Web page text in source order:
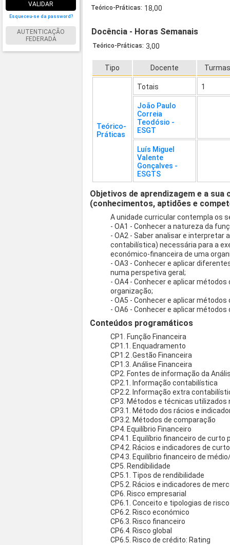
VALIDAR
Esqueceu-se da password?
AUTENTICAÇÃO
FEDERADA
Teórico-Práticas: 18,00
Docência - Horas Semanais
Teórico-Práticas: 3,00
Tipo Docente
Teórico-
Práticas
Totais 1
João Paulo
Correia
Teodósio -
ESGT
Luís Miguel
Valente
Gonçalves -
ESGTS
Objetivos de aprendizagem e a
(conhecimentos, aptidões e
A unidade curricular contempla os
- OA1 - Conhecer a natureza da
- OA2 - Saber analisar e
contabilística) necessária para a
económico-financeira de uma
- OA3 - Conhecer e aplicar
numa perspetiva geral;
- OA4 - Conhecer e aplicar
organização;
- OA5 - Conhecer e aplicar
- OA6 - Conhecer e aplicar
Conteúdos programáticos
CP1. Função Financeira
CP1.1. Enquadramento
CP1.2 .Gestão Financeira
CP1.3. Análise Financeira
CP2. Fontes de informação da
CP2.1. Informação contabilística
CP2.2. Informação extra
CP3. Métodos e técnicas utilizados
CP3.1. Método dos rácios e
CP3.2. Métodos de comparação
CP4. Equilíbrio Financeiro
CP4.1. Equilíbrio financeiro de curto
CP4.2. Rácios e indicadores de
CP4.3. Equilíbrio financeiro de
CP5. Rendibilidade
CP5.1. Tipos de rendibilidade
CP5.2. Rácios e indicadores de
CP6. Risco empresarial
CP6.1. Conceito e tipologias de risco
CP6.2. Risco económico
CP6.3. Risco financeiro
CP6.4. Risco global
CP6.5. Risco de crédito: Rating